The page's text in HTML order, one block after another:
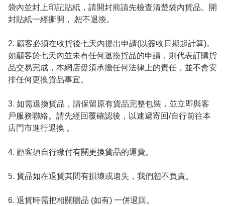
袋內並封上印記貼紙，請開封前請先檢查清楚袋內貨品。開
封貼紙一經撕開， 恕不退換。
2. 顧客必須在收貨後七天內提出申請(以簽收日期起計算)。
如顧客於七天內並未有任何退換貨品的申請，則代表訂購貨
品交易完成，本網店毋須承擔任何法律上的責任，並不會安
排任何更換貨品事宜。
3. 如需退換貨品，請保留原有貨品完整包裝，並立即與客
戶服務聯絡。請先經回覆確認後，以速遞寄回/自行前往本
店門市進行退換 。
4. 顧客須自行繳付有關更換貨品的運費。
5. 貨品如在退貨其間有損壞或遺失，我們恕不負責。
6. 退貨時需把相關贈品 (如有) 一併退回。